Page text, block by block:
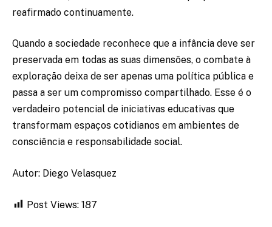
reafirmado continuamente.
Quando a sociedade reconhece que a infância deve ser
preservada em todas as suas dimensões, o combate à
exploração deixa de ser apenas uma política pública e
passa a ser um compromisso compartilhado. Esse é o
verdadeiro potencial de iniciativas educativas que
transformam espaços cotidianos em ambientes de
consciência e responsabilidade social.
Autor: Diego Velasquez
Post Views: 187